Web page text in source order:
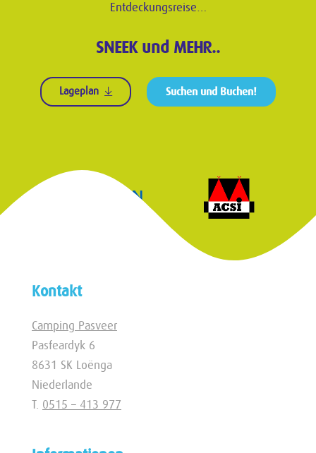
Entdeckungsreise…
SNEEK und MEHR..
Lageplan Suchen und Buchen!
Kontakt
Camping Pasveer
Pasfeardyk 6
8631 SK Loënga
Niederlande
T. 0515 – 413 977